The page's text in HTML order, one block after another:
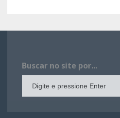
Buscar no site por...